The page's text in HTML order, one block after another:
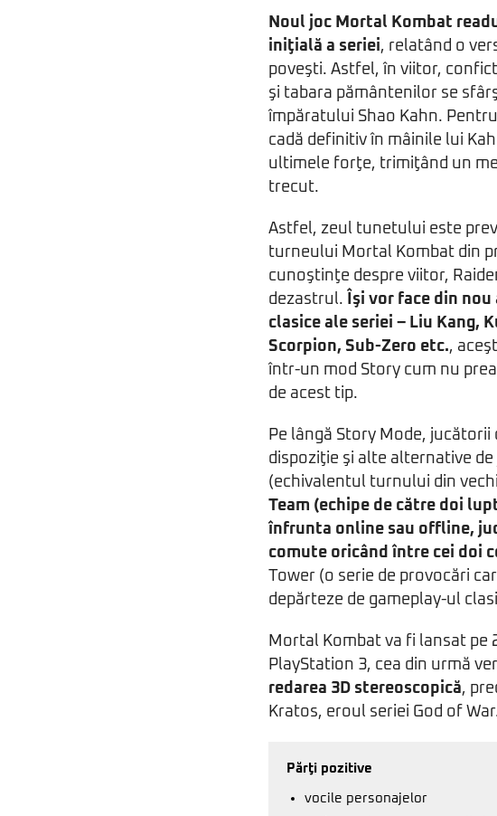
Noul joc Mortal Kombat
iniţială a seriei, relatând o
poveşti. Astfel, în viitor,
şi tabara pământenilor se
împăratului Shao Kahn.
cadă definitiv în mâinile lui
ultimele forţe, trimiţând un
trecut.
Astfel, zeul tunetului este
turneului Mortal Kombat din
cunoştinţe despre viitor,
dezastrul.
Îşi vor face din
clasice ale seriei – Liu Kang,
Scorpion, Sub-Zero etc.,
într-un mod Story cum nu
de acest tip.
Pe lângă Story Mode,
dispoziţie şi alte alternative
(echivalentul turnului din
Team (echipe de către doi
înfrunta online sau offline,
comute oricând între cei doi
Tower (o serie de provocări
depărteze de gameplay-ul
Mortal Kombat va fi lansat pe
PlayStation 3, cea din urmă
redarea 3D stereoscopică,
Kratos, eroul seriei God of
Părţi pozitive
vocile personajelor